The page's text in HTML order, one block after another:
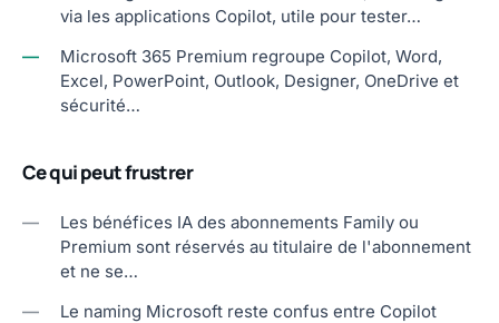
via les applications Copilot, utile pour tester…
—
Microsoft 365 Premium regroupe Copilot, Word,
Excel, PowerPoint, Outlook, Designer, OneDrive et
sécurité…
Ce qui peut frustrer
—
Les bénéfices IA des abonnements Family ou
Premium sont réservés au titulaire de l'abonnement
et ne se…
—
Le naming Microsoft reste confus entre Copilot